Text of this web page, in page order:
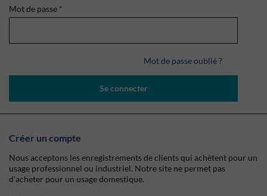
Mot de passe *
Mot de passe oublié ?
Se connecter
Créer un compte
Nous acceptons les enregistrements de clients qui achètent pour un
usage professionnel ou industriel. Notre site ne permet pas
d'acheter pour un usage domestique.